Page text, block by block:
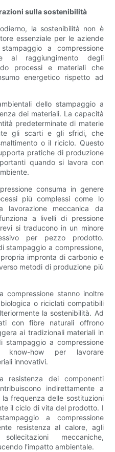
sulla sostenibilità
la sostenibilità non è
essenziale per le aziende
a compressione
al raggiungimento degli
processi e materiali che
energetico rispetto ad
dello stampaggio a
dei materiali. La capacità
predeterminate di materie
gli scarti e gli sfridi, che
o il riciclo. Questo
pratiche di produzione
quando si lavora con
consuma in genere
più complessi come lo
lavorazione meccanica da
a livelli di pressione
si traducono in un minore
per pezzo prodotto.
stampaggio a compressione,
impronta di carbonio e
metodi di produzione più
compressione stanno inoltre
o riciclati compatibili
la sostenibilità. Ad
con fibre naturali offrono
ai tradizionali materiali in
a compressione
know-how per lavorare
innovativi.
dei componenti
indirettamente a
frequenza delle sostituzioni
il ciclo di vita del prodotto. I
a compressione
resistenza al calore, agli
meccaniche,
l'impatto ambientale.